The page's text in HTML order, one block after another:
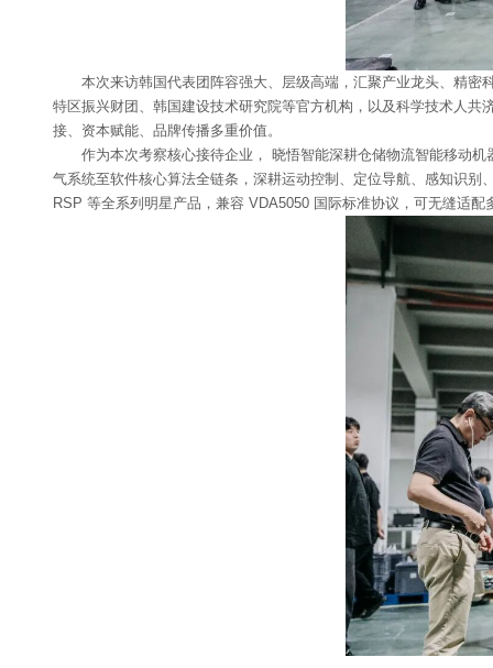
本次来访韩国代表团阵容强大、层级高端，汇聚产业龙头、精
特区振兴财团、韩国建设技术研究院等官方机构，以及科学技术人
接、资本赋能、品牌传播多重价值。
作为本次考察核心接待企业， 晓悟智能深耕仓储物流智能移动
气系统至软件核心算法全链条，深耕运动控制、定位导航、感知识
RSP 等全系列明星产品，兼容 VDA5050 国际标准协议，可无缝适